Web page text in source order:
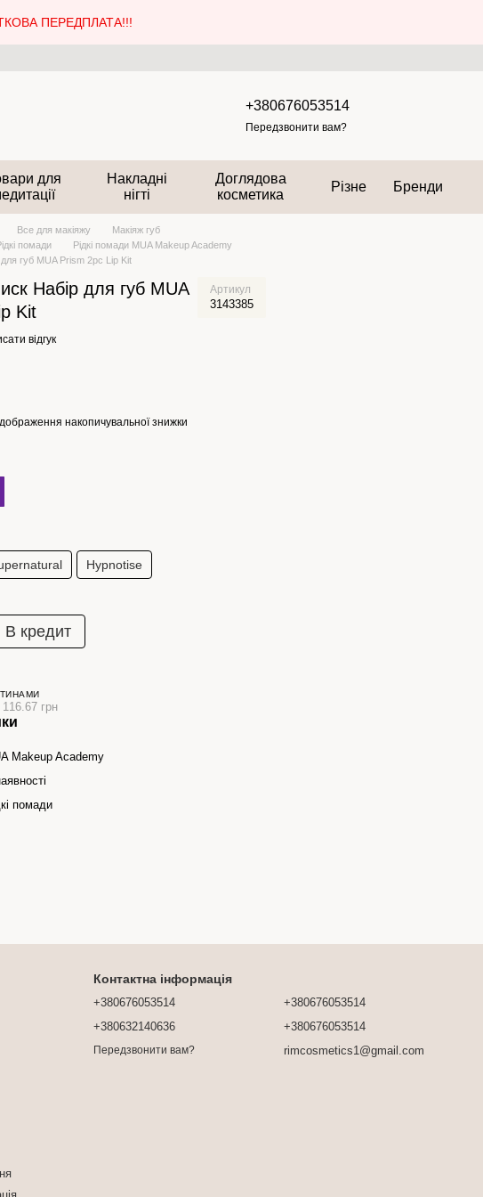
ПЕРЕДПЛАТА!!!
+380676053514
Передзвонити вам?
для
Накладні
нігті
Доглядова
косметика
Різне Бренди
Все для макіяжу
Макіяж губ
помади
Рідкі помади MUA Makeup Academy
губ MUA Prism 2pc Lip Kit
Набір для губ MUA
Kit
Артикул
3143385
відгук
накопичувальної знижки
Hypnotise
В кредит
грн
Makeup Academy
помади
Контактна інформація
+380676053514
+380632140636
Передзвонити вам?
+380676053514
+380676053514
rimcosmetics1@gmail.com